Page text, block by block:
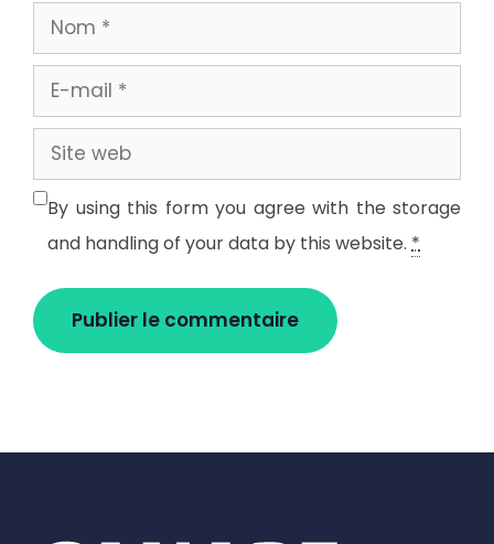
Nom
mail
Site
web
By using this form you agree with the storage
and handling of your data by this website. *